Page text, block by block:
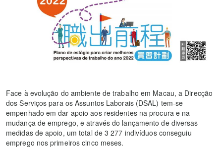
Face à evolução do ambiente de trabalho em Macau, a Direcção
dos Serviços para os Assuntos Laborais (DSAL) tem-se
empenhado em dar apoio aos residentes na procura e na
mudança de emprego, e através do lançamento de diversas
medidas de apoio, um total de 3 277 indivíduos conseguiu
emprego nos primeiros cinco meses.